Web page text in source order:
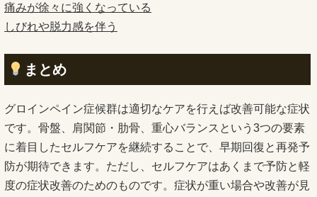
痛みが徐々に強くなっている
しびれや脱力感を伴う
まとめ
グロインペイン症候群は適切なケアを行えば改善可能な症状
です。骨盤、肩関節・肋骨、重心バランスという3つの要素
に着目したセルフケアを継続することで、早期回復と再発予
防が期待できます。ただし、セルフケアはあくまで予防と軽
度の症状改善のためのものです。症状が重い場合や改善が見